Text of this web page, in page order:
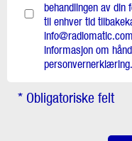
behandlingen av din
til enhver tid
informasjon om
personvernerklæring.
* Obligatoriske felt